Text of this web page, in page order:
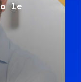
le